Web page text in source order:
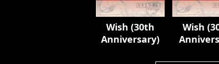
Wish (30th
Anniversary)
Wish